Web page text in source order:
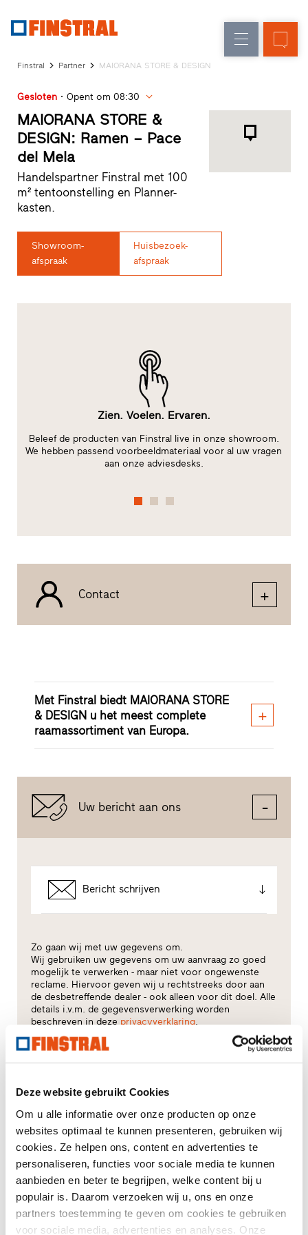
Deze website gebruikt Cookies
Om u alle informatie over onze producten op onze
websites optimaal te kunnen presenteren, gebruiken wij
cookies. Ze helpen ons, content en advertenties te
personaliseren, functies voor sociale media te kunnen
aanbieden en beter te begrijpen, welke content bij u
populair is. Daarom verzoeken wij u, ons en onze
partners toestemming te geven om cookies te gebruiken
voor sociale media, advertenties en analyses. Onze
Glasgevels
Partnerprogramma
Studio
zoeken
Snelle
toegang
Finstral Partner MAIORANA STORE & DESIGN
Gesloten Opent om 08:30
MAIORANA STORE &
DESIGN: Ramen – Pace
del Mela
Handelspartner Finstral met 100
m² tentoonstelling en Planner-
kasten.
Showroom-
afspraak
Huisbezoek-
afspraak
Zien. Voelen. Ervaren.
Beleef de producten van Finstral live in onze showroom.
We hebben passend voorbeeldmateriaal voor al uw vragen
aan onze adviesdesks.
Contact
Met Finstral biedt MAIORANA STORE
& DESIGN u het meest complete
raamassortiment van Europa.
Uw bericht aan ons
Bericht schrijven
Zo gaan wij met uw gegevens om.
Wij gebruiken uw gegevens om uw aanvraag zo goed
mogelijk te verwerken - maar niet voor ongewenste
reclame. Hiervoor geven wij u rechtstreeks door aan
de desbetreffende dealer - ook alleen voor dit doel. Alle
details i.v.m. de gegevensverwerking worden
beschreven in deze privacyverklaring.
Voor welk thema heeft u vooral interesse?
Ramen
Huisdeuren
Glasgevels
Raamvervanging
Nieuw-/Verbouwing